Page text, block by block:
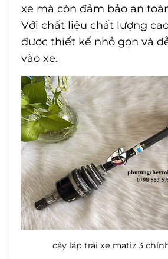
xe mà còn đảm bảo an
Với chất liệu chất lượng
được thiết kế nhỏ gọn và
vào xe.
cây láp trái xe matiz 3